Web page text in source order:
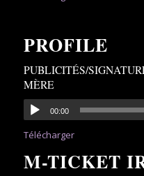
PROFILE
PUBLICITÉS/
MÈRE
00:00
Télécharger
M-TICKET